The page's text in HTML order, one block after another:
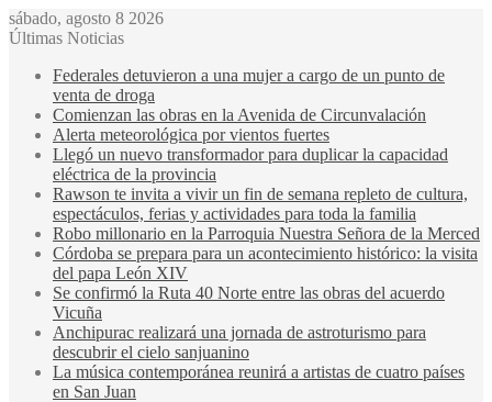
sábado, agosto 8 2026
Últimas Noticias
Federales detuvieron a una mujer a cargo de un punto de
venta de droga
Comienzan las obras en la Avenida de Circunvalación
Alerta meteorológica por vientos fuertes
Llegó un nuevo transformador para duplicar la capacidad
eléctrica de la provincia
Rawson te invita a vivir un fin de semana repleto de cultura,
espectáculos, ferias y actividades para toda la familia
Robo millonario en la Parroquia Nuestra Señora de la Merced
Córdoba se prepara para un acontecimiento histórico: la visita
del papa León XIV
Se confirmó la Ruta 40 Norte entre las obras del acuerdo
Vicuña
Anchipurac realizará una jornada de astroturismo para
descubrir el cielo sanjuanino
La música contemporánea reunirá a artistas de cuatro países
en San Juan